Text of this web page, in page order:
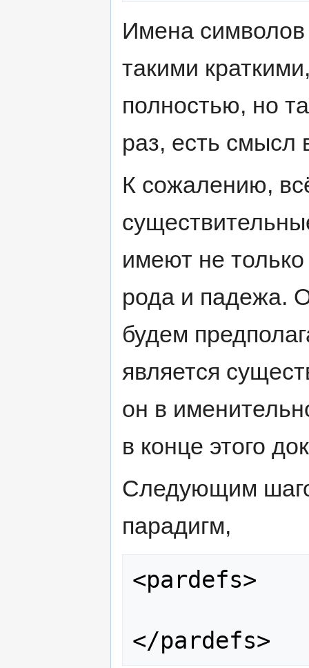
Имена
такими
полностью, но
раз, есть смысл
К сожалению,
имеют не только
рода и падежа.
будем
является
он в
в конце этого
Следующим
парадигм,
<pardefs>